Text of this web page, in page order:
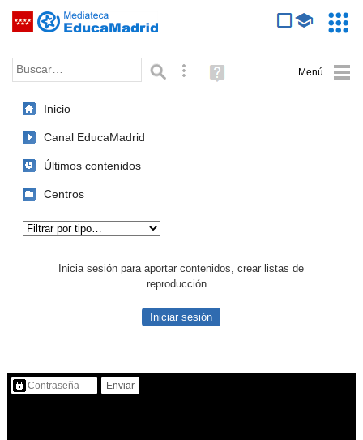
Saltar navegación
Palabra o frase: Búsqueda avanzada
Ayuda
(en
Inicio
Canal EducaMadrid
Últimos contenidos
Centros
Inicia sesión para aportar contenidos, crear listas de
reproducción...
Iniciar sesión
Contenido protegido…